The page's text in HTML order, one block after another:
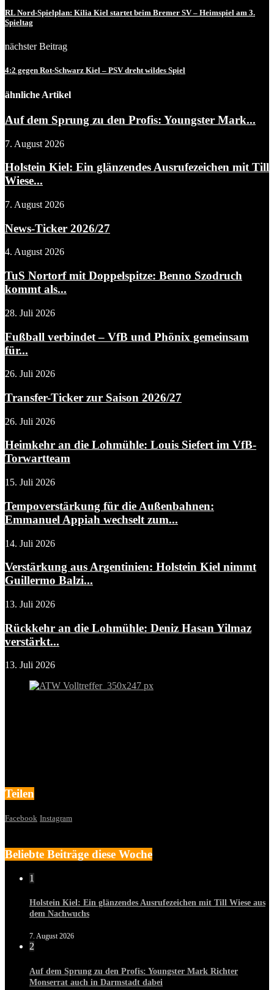
RL Nord-Spielplan: Kilia Kiel startet beim Bremer SV – Heimspiel am 3.
Spieltag
nächster Beitrag
4:2 gegen Rot-Schwarz Kiel – PSV dreht wildes Spiel
ähnliche Artikel
Auf dem Sprung zu den Profis: Youngster Mark...
7. August 2026
Holstein Kiel: Ein glänzendes Ausrufezeichen mit Till
Wiese...
7. August 2026
News-Ticker 2026/27
4. August 2026
TuS Nortorf mit Doppelspitze: Benno Szodruch
kommt als...
28. Juli 2026
Fußball verbindet – VfB und Phönix gemeinsam
für...
26. Juli 2026
Transfer-Ticker zur Saison 2026/27
26. Juli 2026
Heimkehr an die Lohmühle: Louis Siefert im VfB-
Torwartteam
15. Juli 2026
Tempoverstärkung für die Außenbahnen:
Emmanuel Appiah wechselt zum...
14. Juli 2026
Verstärkung aus Argentinien: Holstein Kiel nimmt
Guillermo Balzi...
13. Juli 2026
Rückkehr an die Lohmühle: Deniz Hasan Yilmaz
verstärkt...
13. Juli 2026
Teilen
Facebook Instagram
Beliebte Beiträge diese Woche
1
Holstein Kiel: Ein glänzendes Ausrufezeichen mit Till Wiese aus
dem Nachwuchs
7. August 2026
2
Auf dem Sprung zu den Profis: Youngster Mark Richter
Monserrat auch in Darmstadt dabei